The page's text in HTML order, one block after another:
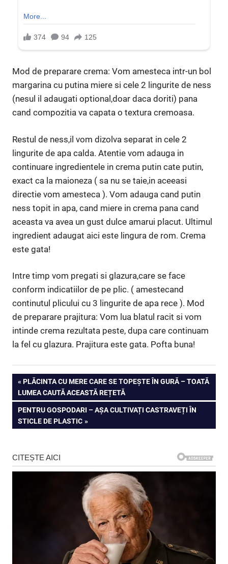
Mod de preparare crema: Vom amesteca intr-un bol
margarina cu putina miere si cele 2 lingurite de ness
(nesul il adaugati optional,doar daca doriti) pana
cand compozitia va capata o textura cremoasa.
Restul de ness,il vom dizolva separat in cele 2
lingurite de apa calda. Atentie vom adauga in
continuare ingredientele in crema putin cate putin,
exact ca la maioneza ( sa nu se taie,in aceeasi
directie vom amesteca ). Vom adauga cand putin
ness topit in apa, cand miere in crema pana cand
aceasta va avea un gust dulce amarui placut. Ultimul
ingredient adaugat aici este lingura de rom. Crema
este gata!
Intre timp vom pregati si glazura,care se face
conform indicatiilor de pe plic. ( amestecand
continutul plicului cu 3 lingurite de apa rece ). Mod
de preparare prajitura: Vom lua blatul racit si vom
intinde crema rezultata peste, dupa care continuam
la fel cu glazura. Prajitura este gata. Pofta buna!
Navigare
în
articole
PREVIOUS
POST:
PLĂCINTA CU MERE CARE SE TOPEȘTE ÎN GURĂ – TOATĂ
LUMEA CAUTĂ ACEASTĂ REȚETĂ
NEXT
POST:
PENTRU GOSPODARI – AȘA CULTIVAȚI CASTRAVEȚI ÎN
STICLE DE PLASTIC